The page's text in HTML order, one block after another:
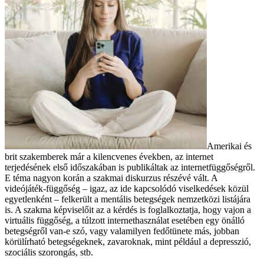
Amerikai és
brit szakemberek már a kilencvenes években, az internet
terjedésének első időszakában is publikáltak az internetfüggőségről.
E téma nagyon korán a szakmai diskurzus részévé vált. A
videójáték-függőség – igaz, az ide kapcsolódó viselkedések közül
egyetlenként – felkerült a mentális betegségek nemzetközi listájára
is. A szakma képviselőit az a kérdés is foglalkoztatja, hogy vajon a
virtuális függőség, a túlzott internethasználat esetében egy önálló
betegségről van-e szó, vagy valamilyen fedőtünete más, jobban
körülírható betegségeknek, zavaroknak, mint például a depresszió,
szociális szorongás, stb.